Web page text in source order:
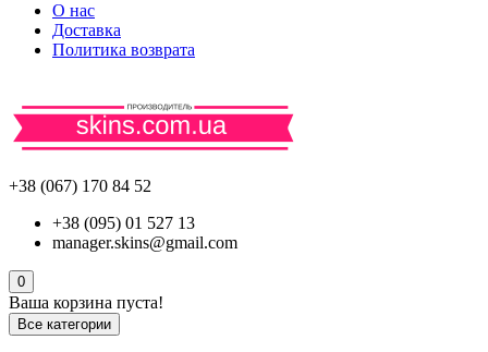
О нас
Доставка
Политика возврата
+38 (067) 170 84 52
+38 (095) 01 527 13
manager.skins@gmail.com
0
Ваша корзина пуста!
Все категории